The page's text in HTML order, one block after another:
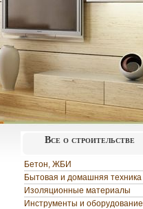
Все о строительстве
Бетон, ЖБИ
Бытовая и домашняя техника
Изоляционные материалы
Инструменты и оборудование